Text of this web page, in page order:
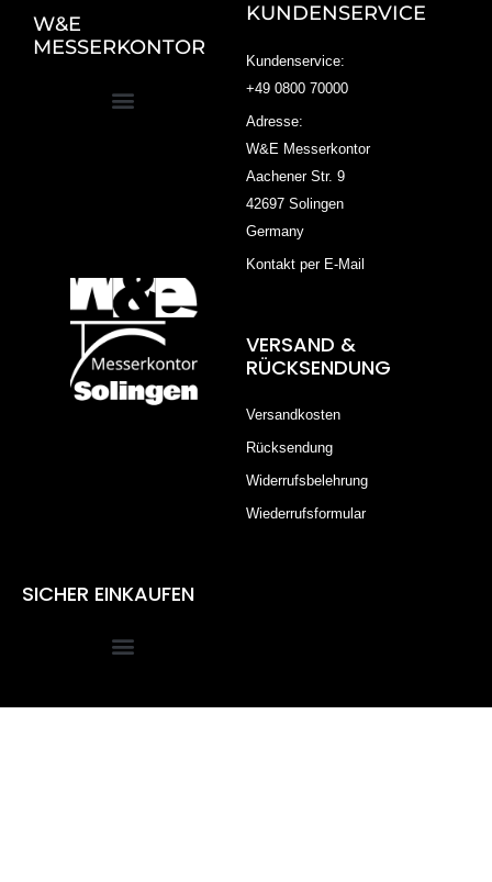
W&E
MESSERKONTOR
KUNDENSERVICE
Kundenservice:
+49 0800 70000
Adresse:
W&E Messerkontor
Aachener Str. 9
42697 Solingen
Germany
Kontakt per E-Mail
VERSAND &
RÜCKSENDUNG
Versandkosten
Rücksendung
Widerrufsbelehrung
Wiederrufsformular
SICHER EINKAUFEN